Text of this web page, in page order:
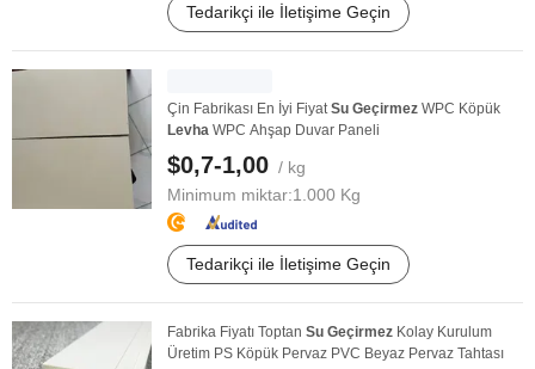
Tedarikçi ile İletişime Geçin
Çin Fabrikası En İyi FiyatSu Geçirmez WPC Köpük
Levha WPC Ahşap Duvar Paneli
$0,7-1,00 / kg
Minimum miktar:1.000 Kg
Tedarikçi ile İletişime Geçin
Fabrika Fiyatı Toptan Su Geçirmez Kolay Kurulum
Üretim PS Köpük Pervaz PVC Beyaz Pervaz Tahtası